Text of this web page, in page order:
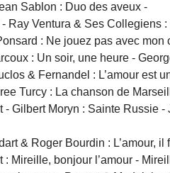
Sablon : Duo des aveux -
Ventura & Ses Collegiens :
: Ne jouez pas avec
: Un soir, une heure -
& Fernandel : L’amour est
Turcy : La chanson de
Gilbert Moryn : Sainte Russie
& Roger Bourdin : L’amour,
Mireille, bonjour l’amour -